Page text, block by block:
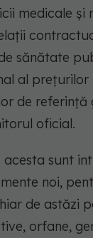
medicale și
sănătate
al
de
oficial.
acesta sunt
noi,
de astăzi
orfane,